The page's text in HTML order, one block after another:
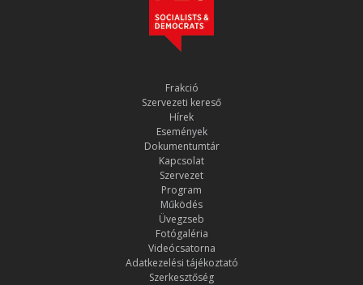
Frakció
Szervezeti kereső
Hírek
Események
Dokumentumtár
Kapcsolat
Szervezet
Program
Működés
Üvegzseb
Fotógaléria
Videócsatorna
Adatkezelési tájékoztató
Szerkesztőség